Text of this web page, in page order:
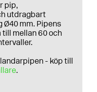
pip,
utdragbart
Ø40 mm. Pipens
mellan 60 och
- köp till
.